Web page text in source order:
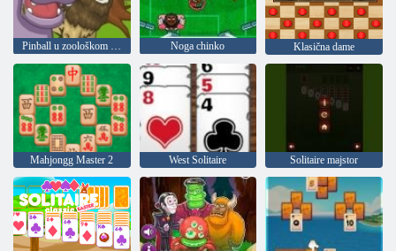
Pinball u zoološkom vrtu Noga chinko Klasična dame
Mahjongg Master 2 West Solitaire Solitaire majstor